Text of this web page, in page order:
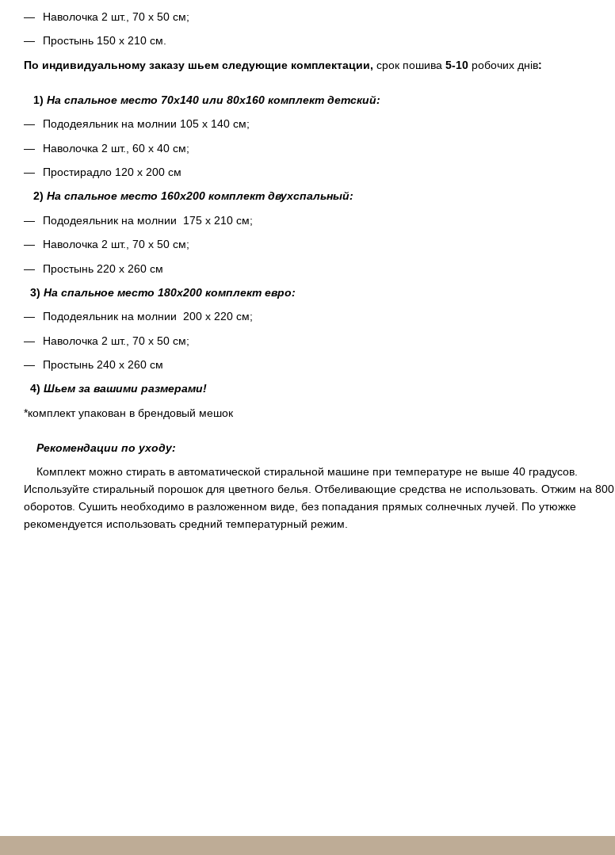
Наволочка 2 шт., 70 х 50 см;
Простынь 150 х 210 см.
По индивидуальному заказу шьем следующие комплектации, срок пошива 5-10 робочих днів:
1) На спальное место 70х140 или 80х160 комплект детский:
Пододеяльник на молнии 105 х 140 см;
Наволочка 2 шт., 60 х 40 см;
Простирадло 120 х 200 см
2) На спальное место 160х200 комплект двухспальный:
Пододеяльник на молнии 175 х 210 см;
Наволочка 2 шт., 70 х 50 см;
Простынь 220 х 260 см
3) На спальное место 180х200 комплект евро:
Пододеяльник на молнии 200 х 220 см;
Наволочка 2 шт., 70 х 50 см;
Простынь 240 х 260 см
4) Шьем за вашими размерами!
*комплект упакован в брендовый мешок
Рекомендации по уходу:
Комплект можно стирать в автоматической стиральной машине при температуре не выше 40 градусов.
Используйте стиральный порошок для цветного белья. Отбеливающие средства не использовать. Отжим на 800
оборотов. Сушить необходимо в разложенном виде, без попадания прямых солнечных лучей. По утюжке
рекомендуется использовать средний температурный режим.